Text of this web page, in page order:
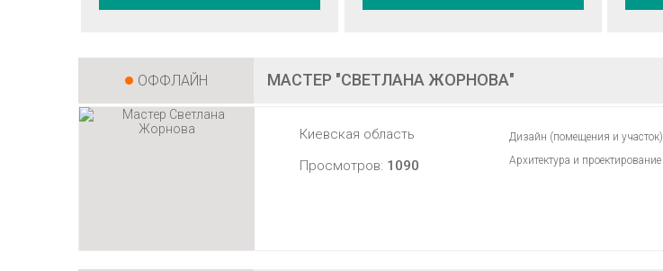
ОФФЛАЙН МАСТЕР "СВЕТЛАНА ЖОРНОВА"
Киевская область
Просмотров: 1090
Дизайн (помещения и участок)
Архитектура и проектирование